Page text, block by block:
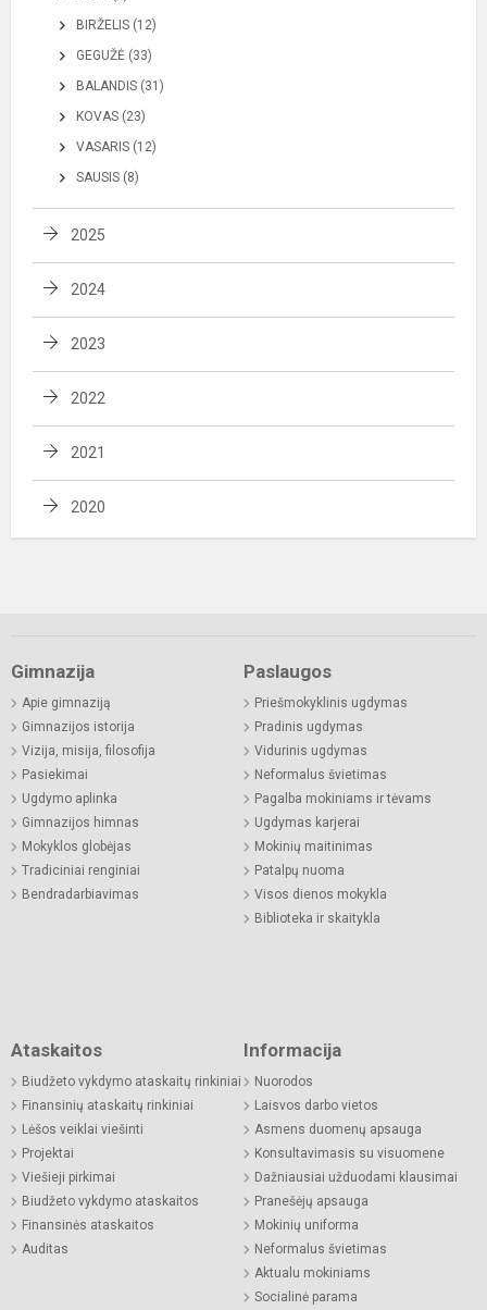
BIRŽELIS (12)
GEGUŽĖ (33)
BALANDIS (31)
KOVAS (23)
VASARIS (12)
SAUSIS (8)
2025
2024
2023
2022
2021
2020
Gimnazija
Apie gimnaziją
Gimnazijos istorija
Vizija, misija, filosofija
Pasiekimai
Ugdymo aplinka
Gimnazijos himnas
Mokyklos globėjas
Tradiciniai renginiai
Bendradarbiavimas
Paslaugos
Priešmokyklinis ugdymas
Pradinis ugdymas
Vidurinis ugdymas
Neformalus švietimas
Pagalba mokiniams ir tėvams
Ugdymas karjerai
Mokinių maitinimas
Patalpų nuoma
Visos dienos mokykla
Biblioteka ir skaitykla
Ataskaitos
Biudžeto vykdymo ataskaitų rinkiniai
Finansinių ataskaitų rinkiniai
Lėšos veiklai viešinti
Projektai
Viešieji pirkimai
Biudžeto vykdymo ataskaitos
Finansinės ataskaitos
Auditas
Informacija
Nuorodos
Laisvos darbo vietos
Asmens duomenų apsauga
Konsultavimasis su visuomene
Dažniausiai užduodami klausimai
Pranešėjų apsauga
Mokinių uniforma
Neformalus švietimas
Aktualu mokiniams
Socialinė parama